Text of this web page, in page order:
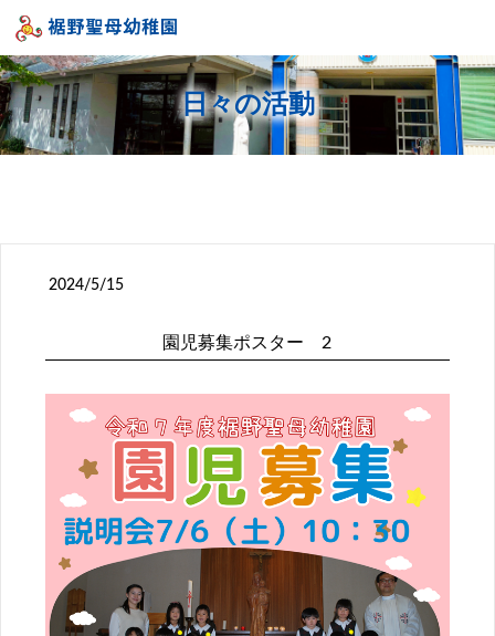
日々の活動
2024/5/15
園児募集ポスター 2
投稿ナビゲーション